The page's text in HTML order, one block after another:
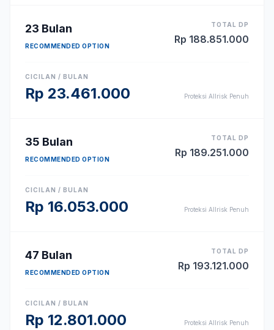
23 Bulan
RECOMMENDED OPTION
TOTAL DP
Rp 188.851.000
CICILAN / BULAN
Rp 23.461.000 Proteksi Allrisk Penuh
35 Bulan
RECOMMENDED OPTION
TOTAL DP
Rp 189.251.000
CICILAN / BULAN
Rp 16.053.000 Proteksi Allrisk Penuh
47 Bulan
RECOMMENDED OPTION
TOTAL DP
Rp 193.121.000
CICILAN / BULAN
Rp 12.801.000 Proteksi Allrisk Penuh